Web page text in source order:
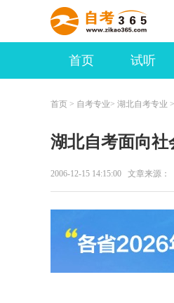
首页 试听
首页 > 自考专业> 湖北自考专业
湖北自考面向社
2006-12-15 14:15:00 文章来源：